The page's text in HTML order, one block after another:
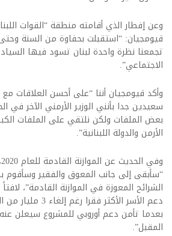
وعن إفطار الذي أقامته منطقة “القوات
قيومجيان: “‏استقبلت بحفاوة من السنة
‏تجمعنا نظرة واحدة لبنان تسود فيها
الاجتماعي”.‏
وأكد قيومجيان أننا “على أحسن العلاقات
سعيدين جدا بأنني الوزير الأرمني الآخر
بعض الملفات ولكن نلتقي على الملفات
الأرمن والدولة اللبنانية”.‏
“‏سأبقى إلى جانب المعوق والفقير
‏الشرائح ‏المعوزة في الموازنة القادمة”،
دعم الأسر الأكثر
بعدما تأمن دعم أوروبي للمشروع سيعلن
المقبل”.‏